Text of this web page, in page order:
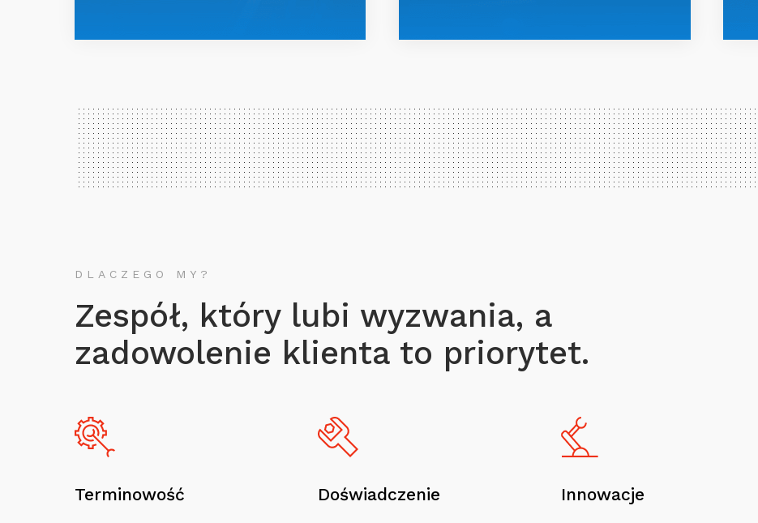
DLACZEGO MY?
Zespół, który lubi wyzwania, a
zadowolenie klienta to priorytet.
Terminowość Doświadczenie Innowacje